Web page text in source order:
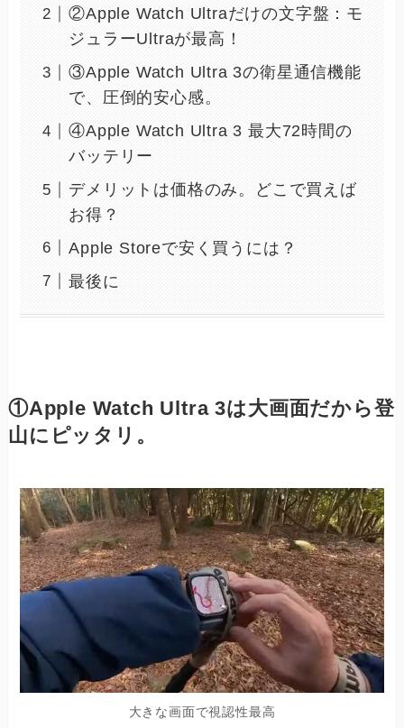
②Apple Watch Ultraだけの文字盤：モ
ジュラーUltraが最高！
③Apple Watch Ultra 3の衛星通信機能
で、圧倒的安心感。
④Apple Watch Ultra 3 最大72時間の
バッテリー
デメリットは価格のみ。どこで買えば
お得？
Apple Storeで安く買うには？
最後に
①Apple Watch Ultra 3は大画面だから登
山にピッタリ。
大きな画面で視認性最高